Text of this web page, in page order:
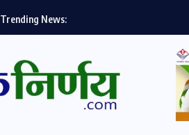
Trending News: